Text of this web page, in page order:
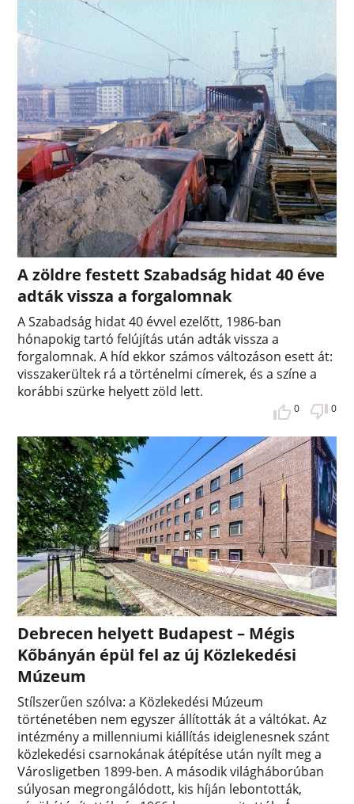
A zöldre festett Szabadság hidat 40 éve
adták vissza a forgalomnak
A Szabadság hidat 40 évvel ezelőtt, 1986-ban
hónapokig tartó felújítás után adták vissza a
forgalomnak. A híd ekkor számos változáson esett át:
visszakerültek rá a történelmi címerek, és a színe a
korábbi szürke helyett zöld lett.
0 0
Debrecen helyett Budapest – Mégis
Kőbányán épül fel az új Közlekedési
Múzeum
Stílszerűen szólva: a Közlekedési Múzeum
történetében nem egyszer állították át a váltókat. Az
intézmény a millenniumi kiállítás ideiglenesnek szánt
közlekedési csarnokának átépítése után nyílt meg a
Városligetben 1899-ben. A második világháborúban
súlyosan megrongálódott, kis híján lebontották,